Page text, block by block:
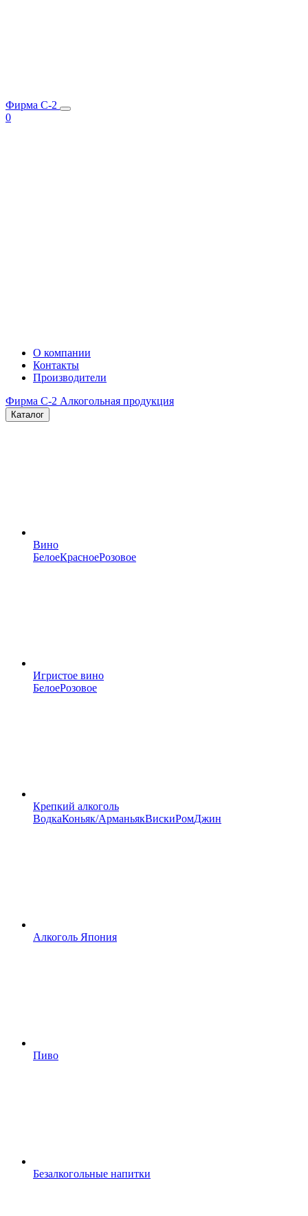
Фирма C-2
0
О компании
Контакты
Производители
Фирма C-2 Алкогольная продукция
Каталог
Вино
БелоеКрасноеРозовое
Игристое вино
БелоеРозовое
Крепкий алкоголь
ВодкаКоньяк/АрманьякВискиРомДжин
Алкоголь Япония
Пиво
Безалкогольные напитки